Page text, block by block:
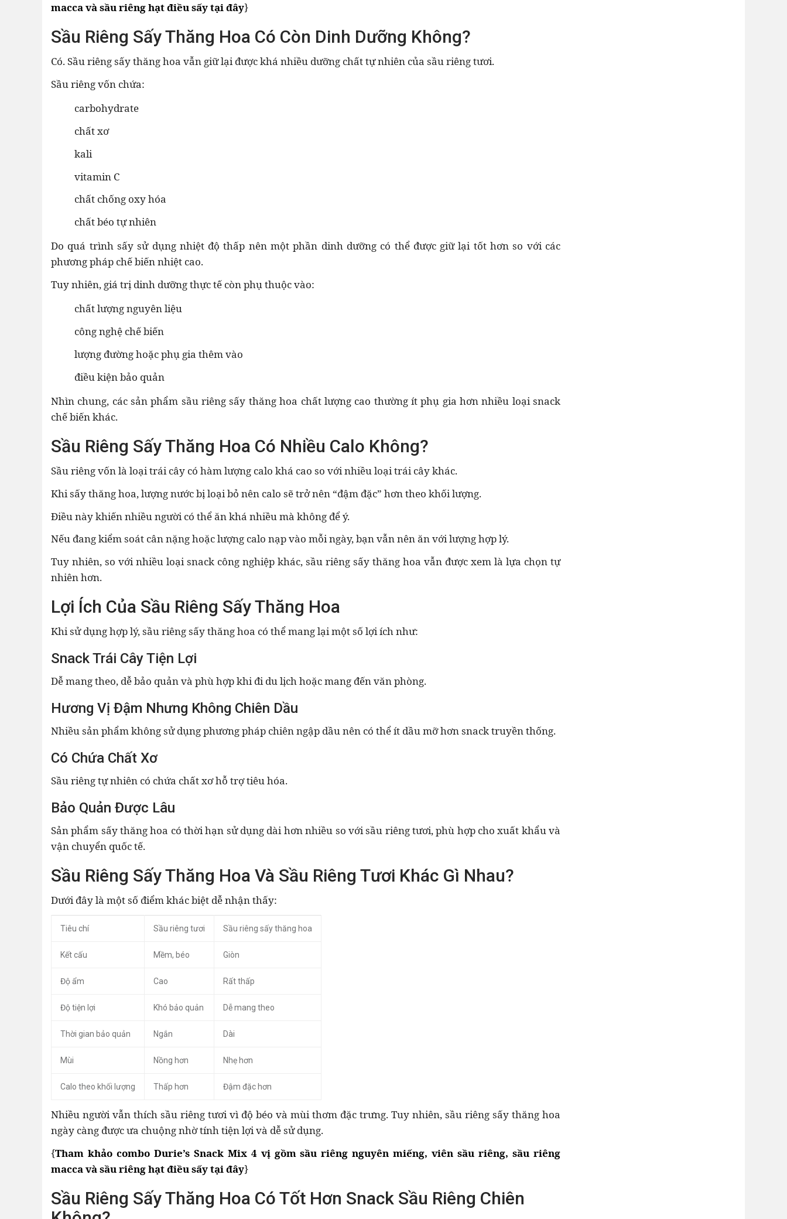
macca và sầu riêng hạt điều sấy tại đây}
Sầu Riêng Sấy Thăng Hoa Có Còn Dinh Dưỡng Không?
Có. Sầu riêng sấy thăng hoa vẫn giữ lại được khá nhiều dưỡng chất tự nhiên của sầu riêng tươi.
Sầu riêng vốn chứa:
carbohydrate
chất xơ
kali
vitamin C
chất chống oxy hóa
chất béo tự nhiên
Do quá trình sấy sử dụng nhiệt độ thấp nên một phần dinh dưỡng có thể được giữ lại tốt hơn so với các
phương pháp chế biến nhiệt cao.
Tuy nhiên, giá trị dinh dưỡng thực tế còn phụ thuộc vào:
chất lượng nguyên liệu
công nghệ chế biến
lượng đường hoặc phụ gia thêm vào
điều kiện bảo quản
Nhìn chung, các sản phẩm sầu riêng sấy thăng hoa chất lượng cao thường ít phụ gia hơn nhiều loại snack
chế biến khác.
Sầu Riêng Sấy Thăng Hoa Có Nhiều Calo Không?
Sầu riêng vốn là loại trái cây có hàm lượng calo khá cao so với nhiều loại trái cây khác.
Khi sấy thăng hoa, lượng nước bị loại bỏ nên calo sẽ trở nên “đậm đặc” hơn theo khối lượng.
Điều này khiến nhiều người có thể ăn khá nhiều mà không để ý.
Nếu đang kiểm soát cân nặng hoặc lượng calo nạp vào mỗi ngày, bạn vẫn nên ăn với lượng hợp lý.
Tuy nhiên, so với nhiều loại snack công nghiệp khác, sầu riêng sấy thăng hoa vẫn được xem là lựa chọn tự
nhiên hơn.
Lợi Ích Của Sầu Riêng Sấy Thăng Hoa
Khi sử dụng hợp lý, sầu riêng sấy thăng hoa có thể mang lại một số lợi ích như:
Snack Trái Cây Tiện Lợi
Dễ mang theo, dễ bảo quản và phù hợp khi đi du lịch hoặc mang đến văn phòng.
Hương Vị Đậm Nhưng Không Chiên Dầu
Nhiều sản phẩm không sử dụng phương pháp chiên ngập dầu nên có thể ít dầu mỡ hơn snack truyền thống.
Có Chứa Chất Xơ
Sầu riêng tự nhiên có chứa chất xơ hỗ trợ tiêu hóa.
Bảo Quản Được Lâu
Sản phẩm sấy thăng hoa có thời hạn sử dụng dài hơn nhiều so với sầu riêng tươi, phù hợp cho xuất khẩu và
vận chuyển quốc tế.
Sầu Riêng Sấy Thăng Hoa Và Sầu Riêng Tươi Khác Gì Nhau?
Dưới đây là một số điểm khác biệt dễ nhận thấy:
Tiêu chí Sầu riêng tươi Sầu riêng sấy thăng hoa
Kết cấu Mềm, béo Giòn
Độ ẩm Cao Rất thấp
Độ tiện lợi Khó bảo quản Dễ mang theo
Thời gian bảo quản Ngắn Dài
Mùi Nồng hơn Nhẹ hơn
Calo theo khối lượng Thấp hơn Đậm đặc hơn
Nhiều người vẫn thích sầu riêng tươi vì độ béo và mùi thơm đặc trưng. Tuy nhiên, sầu riêng sấy thăng hoa
ngày càng được ưa chuộng nhờ tính tiện lợi và dễ sử dụng.
{Tham khảo combo Durie’s Snack Mix 4 vị gồm sầu riêng nguyên miếng, viên sầu riêng, sầu riêng
macca và sầu riêng hạt điều sấy tại đây}
Sầu Riêng Sấy Thăng Hoa Có Tốt Hơn Snack Sầu Riêng Chiên